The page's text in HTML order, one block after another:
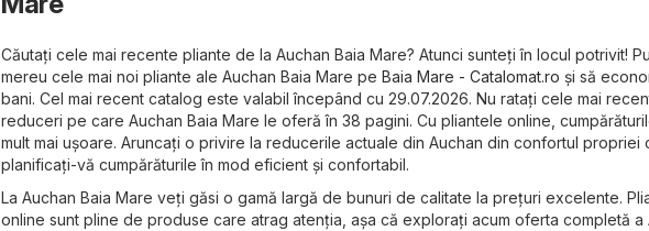
Căutați cele mai recente pliante de la Auchan Baia Mare? Atunci sunteți în locul potrivit!
mereu cele mai noi pliante ale Auchan Baia Mare pe Baia Mare - Catalomat.ro și să
bani. Cel mai recent catalog este valabil începând cu 29.07.2026. Nu ratați cele mai
reduceri pe care Auchan Baia Mare le oferă în 38 pagini. Cu pliantele online,
mult mai ușoare. Aruncați o privire la reducerile actuale din Auchan din confortul propriei
planificați-vă cumpărăturile în mod eficient și confortabil.
La Auchan Baia Mare veți găsi o gamă largă de bunuri de calitate la prețuri excelente.
online sunt pline de produse care atrag atenția, așa că explorați acum oferta completă a